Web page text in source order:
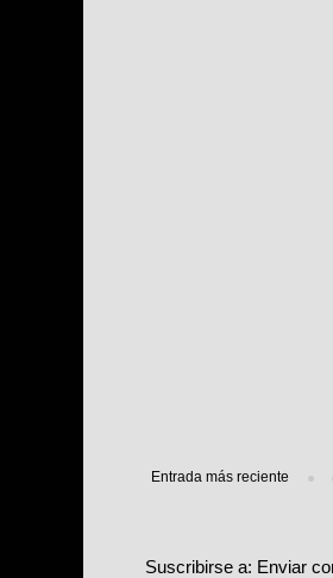
Entrada más reciente
Suscribirse a: Enviar